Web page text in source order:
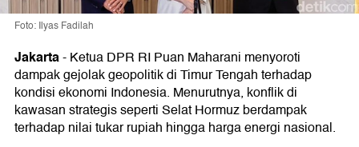
Foto: Ilyas Fadilah
Jakarta-Ketua DPR RI Puan Maharani menyoroti
dampak gejolak geopolitik di Timur Tengah terhadap
kondisi ekonomi Indonesia. Menurutnya, konflik di
kawasan strategis seperti Selat Hormuz berdampak
terhadap nilai tukar rupiah hingga harga energi nasional.